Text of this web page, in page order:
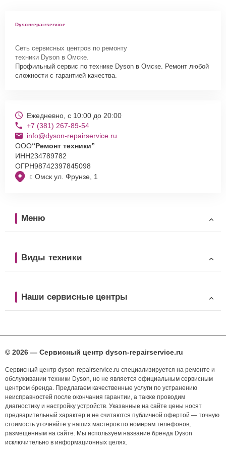
Dysonrepairservice
Сеть сервисных центров по ремонту
техники Dyson в Омске.
Профильный сервис по технике Dyson в Омске. Ремонт любой
сложности с гарантией качества.
г. Омск ул. Фрунзе, 1
Ежедневно, с 10:00 до 20:00
+7 (381) 267-89-54
info@dyson-repairservice.ru
ООО“Ремонт техники”
ИНН234789782
ОГРН98742397845098
Меню
Виды техники
Наши сервисные центры
© 2026 — Сервисный центр dyson-repairservice.ru
Сервисный центр dyson-repairservice.ru специализируется на ремонте и
обслуживании техники Dyson, но не является официальным сервисным
центром бренда. Предлагаем качественные услуги по устранению
неисправностей после окончания гарантии, а также проводим
диагностику и настройку устройств. Указанные на сайте цены носят
предварительный характер и не считаются публичной офертой — точную
стоимость уточняйте у наших мастеров по номерам телефонов,
размещённым на сайте. Мы используем название бренда Dyson
исключительно в информационных целях.